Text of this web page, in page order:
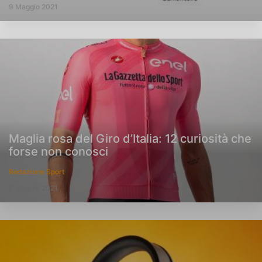
9 Maggio 2021
Maglia rosa del Giro d’Italia: 12 curiosità che
forse non conosci
Redazione Sport
8 Maggio 2021